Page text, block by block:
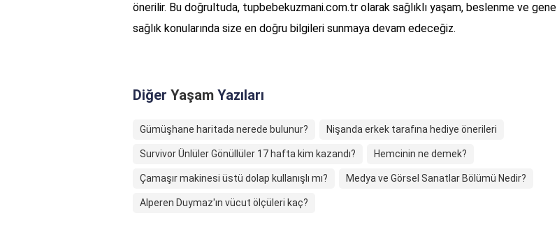
önerilir. Bu doğrultuda, tupbebekuzmani.com.tr olarak sağlıklı yaşam, beslenme ve genel
sağlık konularında size en doğru bilgileri sunmaya devam edeceğiz.
Diğer Yaşam Yazıları
Gümüşhane haritada nerede bulunur? Nişanda erkek tarafına hediye önerileri
Survivor Ünlüler Gönüllüler 17 hafta kim kazandı? Hemcinin ne demek?
Çamaşır makinesi üstü dolap kullanışlı mı? Medya ve Görsel Sanatlar Bölümü Nedir?
Alperen Duymaz'ın vücut ölçüleri kaç?